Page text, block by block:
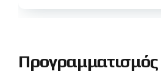
Προγραμματισμός